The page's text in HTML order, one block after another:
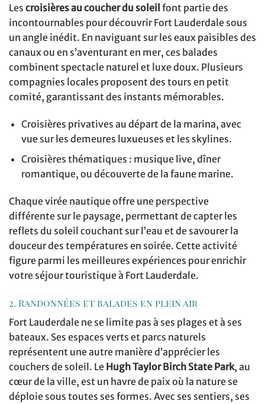
Les croisières au coucher du soleil font partie des
incontournables pour découvrir Fort Lauderdale sous
un angle inédit. En naviguant sur les eaux paisibles des
canaux ou en s’aventurant en mer, ces balades
combinent spectacle naturel et luxe doux. Plusieurs
compagnies locales proposent des tours en petit
comité, garantissant des instants mémorables.
Croisières privatives au départ de la marina, avec
vue sur les demeures luxueuses et les skylines.
Croisières thématiques : musique live, dîner
romantique, ou découverte de la faune marine.
Chaque virée nautique offre une perspective
différente sur le paysage, permettant de capter les
reflets du soleil couchant sur l’eau et de savourer la
douceur des températures en soirée. Cette activité
figure parmi les meilleures expériences pour enrichir
votre séjour touristique à Fort Lauderdale.
2. Randonnées et balades en plein air
Fort Lauderdale ne se limite pas à ses plages et à ses
bateaux. Ses espaces verts et parcs naturels
représentent une autre manière d’apprécier les
couchers de soleil. Le Hugh Taylor Birch State Park, au
cœur de la ville, est un havre de paix où la nature se
déploie sous toutes ses formes. Avec ses sentiers, ses